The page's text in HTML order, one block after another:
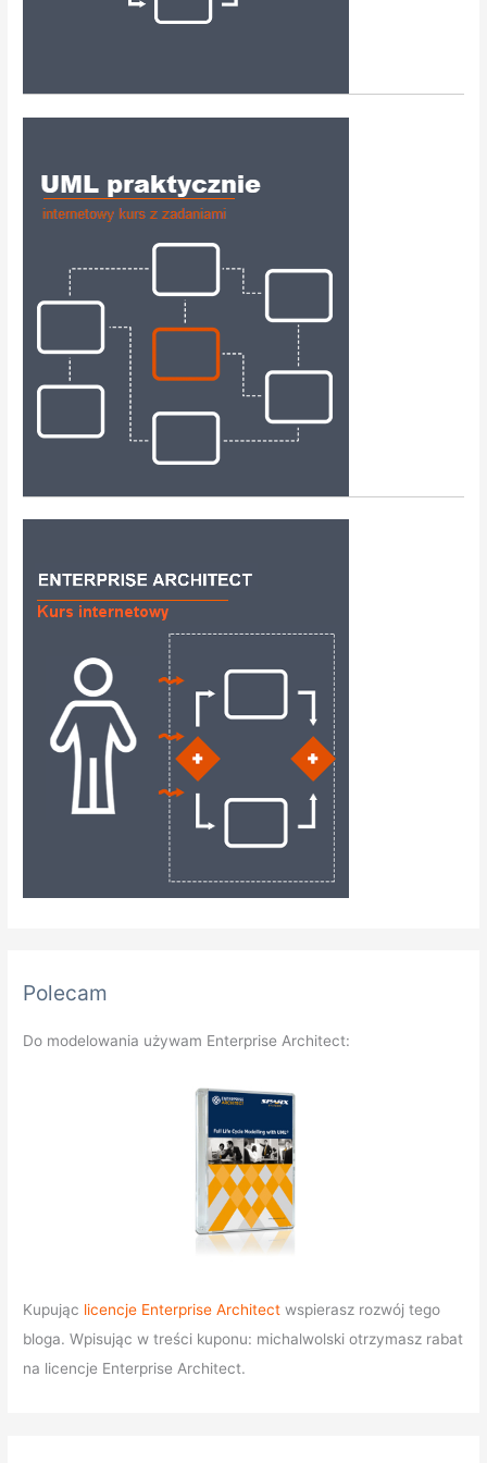
Polecam
Do modelowania używam Enterprise Architect:
Kupując licencje Enterprise Architect wspierasz rozwój tego
bloga. Wpisując w treści kuponu: michalwolski otrzymasz rabat
na licencje Enterprise Architect.